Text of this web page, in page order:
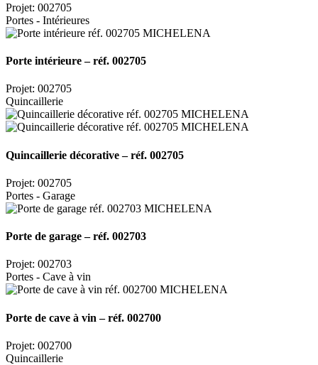
Projet: 002705
Portes - Intérieures
Porte intérieure – réf. 002705
Projet: 002705
Quincaillerie
Quincaillerie décorative – réf. 002705
Projet: 002705
Portes - Garage
Porte de garage – réf. 002703
Projet: 002703
Portes - Cave à vin
Porte de cave à vin – réf. 002700
Projet: 002700
Quincaillerie